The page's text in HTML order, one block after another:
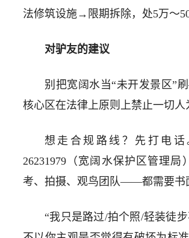
法修筑设施→限期拆除，处5万～
对驴友的建议
别把宽阔水当“未开发景区”
核心区在法律上原则上禁止一切
想走合规路线？先打电
26231979（宽阔水保护区管理
考、拍摄、观鸟团队——都需要书
“我只是路过/拍个照/轻装徒